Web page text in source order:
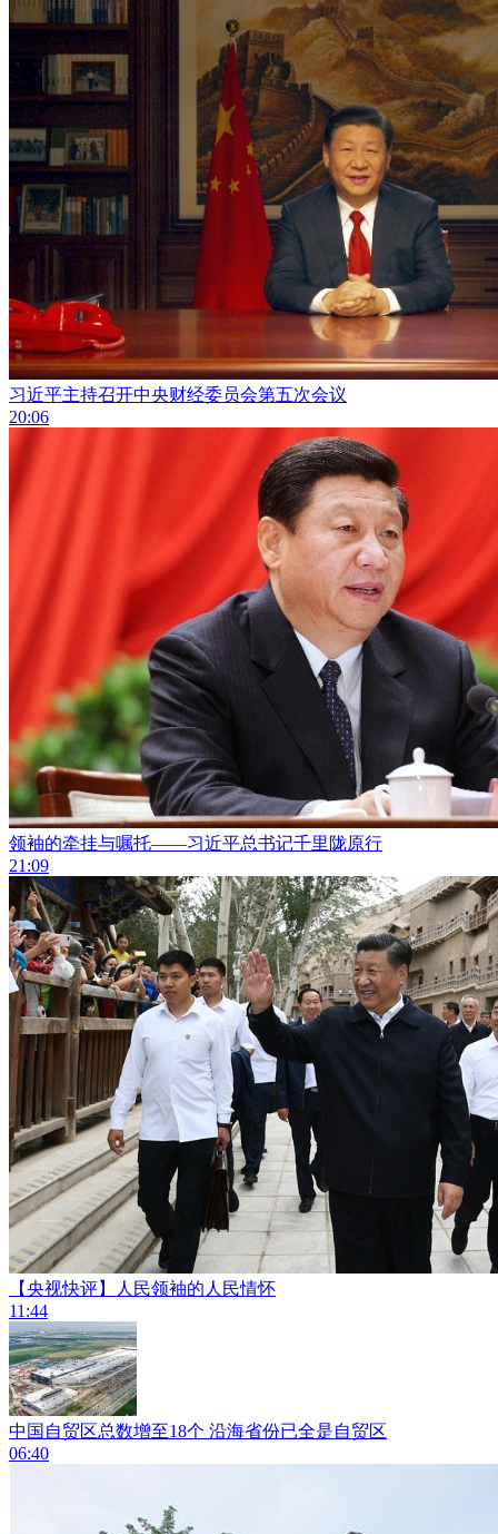
习近平主持召开中央财经委员会第五次会议
20:06
领袖的牵挂与嘱托——习近平总书记千里陇原行
21:09
【央视快评】人民领袖的人民情怀
11:44
中国自贸区总数增至18个 沿海省份已全是自贸区
06:40